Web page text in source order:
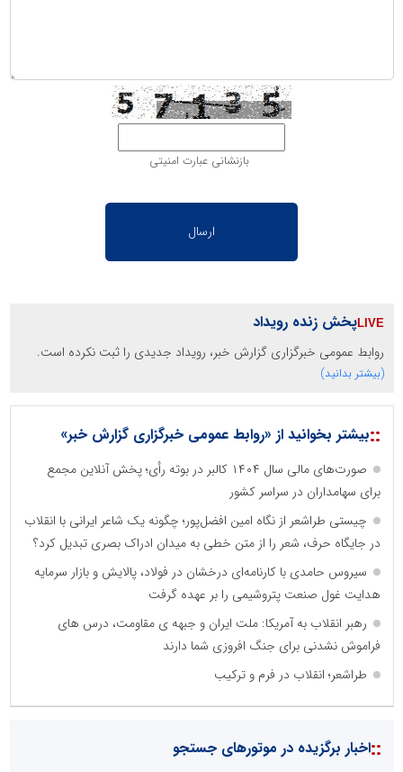
بازنشانی عبارت امنیتی
پخش زنده رویداد
روابط عمومی خبرگزاری گزارش خبر، رویداد جدیدی را ثبت نکرده است.
(بیشتر بدانید)
::بیشتر بخوانید از «روابط عمومی خبرگزاری گزارش خبر»
صورت‌های مالی سال ۱۴۰۴ کالبر در بوته رأی؛ پخش آنلاین مجمع
برای سهامداران در سراسر کشور
چیستی طراشعر از نگاه امین افضل‌پور؛ چگونه یک شاعر ایرانی با انقلاب
در جایگاه حرف، شعر را از متن خطی به میدان ادراک بصری تبدیل کرد؟
سیروس حامدی با کارنامه‌ای درخشان در فولاد، پالایش و بازار سرمایه
هدایت غول صنعت پتروشیمی را بر عهده گرفت
رهبر انقلاب به آمریکا: ملت ایران و جبهه ی مقاومت، درس های
فراموش نشدنی برای جنگ افروزی شما دارند
طراشعر؛ انقلاب در فرم و ترکیب
::اخبار برگزیده در موتورهای جستجو